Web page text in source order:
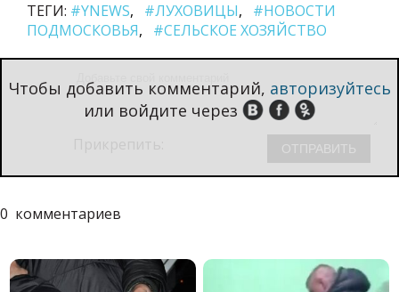
ТЕГИ: #YNEWS #ЛУХОВИЦЫ
#НОВОСТИ
ПОДМОСКОВЬЯ
#СЕЛЬСКОЕ ХОЗЯЙСТВО
Чтобы добавить комментарий, авторизуйтесь
или войдите через
0 комментариев